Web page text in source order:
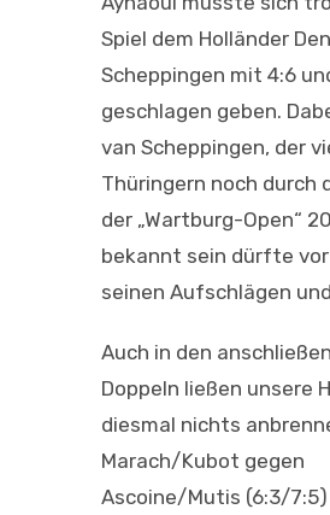
Spiel dem Holländer
Scheppingen mit 4:6
geschlagen geben.
van Scheppingen, der
Thüringern noch durch
der „Wartburg-Open“
bekannt sein dürfte
seinen Aufschlägen
Auch in den
Doppeln ließen unsere
diesmal nichts
Marach/Kubot gegen
Ascoine/Mutis (6:3/7:5)